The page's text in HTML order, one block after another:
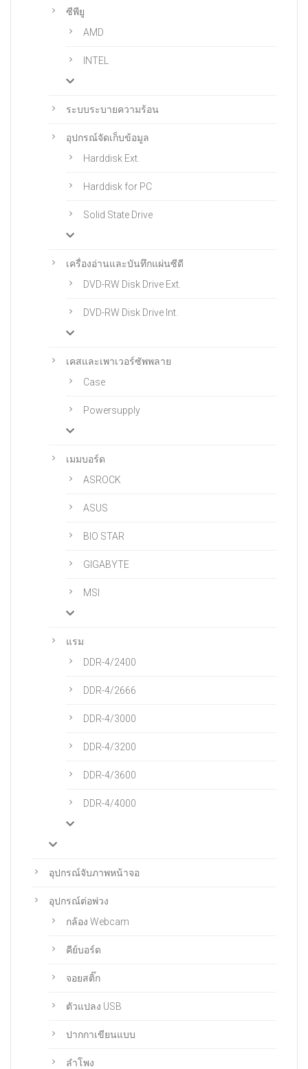
ซีพียู
AMD
INTEL
ระบบระบายความร้อน
อุปกรณ์จัดเก็บข้อมูล
Harddisk Ext.
Harddisk for PC
Solid State Drive
เครื่องอ่านและบันทึกแผ่นซีดี
DVD-RW Disk Drive Ext.
DVD-RW Disk Drive Int.
เคสและเพาเวอร์ซัพพลาย
Case
Powersupply
เมมบอร์ด
ASROCK
ASUS
BIO STAR
GIGABYTE
MSI
แรม
DDR-4/2400
DDR-4/2666
DDR-4/3000
DDR-4/3200
DDR-4/3600
DDR-4/4000
อุปกรณ์จับภาพหน้าจอ
อุปกรณ์ต่อพ่วง
กล้อง Webcam
คีย์บอร์ด
จอยสติ๊ก
ตัวแปลง USB
ปากกาเขียนแบบ
ลำโพง